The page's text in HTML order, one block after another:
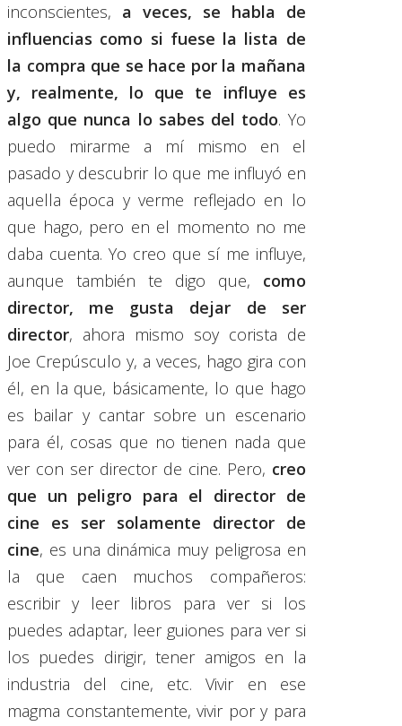
inconscientes, a veces, se habla de
influencias como si fuese la lista de
la compra que se hace por la mañana
y, realmente, lo que te influye es
algo que nunca lo sabes del todo. Yo
puedo mirarme a mí mismo en el
pasado y descubrir lo que me influyó en
aquella época y verme reflejado en lo
que hago, pero en el momento no me
daba cuenta. Yo creo que sí me influye,
aunque también te digo que, como
director, me gusta dejar de ser
director, ahora mismo soy corista de
Joe Crepúsculo y, a veces, hago gira con
él, en la que, básicamente, lo que hago
es bailar y cantar sobre un escenario
para él, cosas que no tienen nada que
ver con ser director de cine. Pero, creo
que un peligro para el director de
cine es ser solamente director de
cine, es una dinámica muy peligrosa en
la que caen muchos compañeros:
escribir y leer libros para ver si los
puedes adaptar, leer guiones para ver si
los puedes dirigir, tener amigos en la
industria del cine, etc. Vivir en ese
magma constantemente, vivir por y para